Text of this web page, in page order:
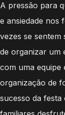
A pressão para
e ansiedade nos
vezes se sentem
de organizar um
com uma equipe
organização de
sucesso da